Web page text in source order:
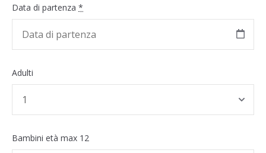
Data di partenza *
Adulti
Bambini età max 12